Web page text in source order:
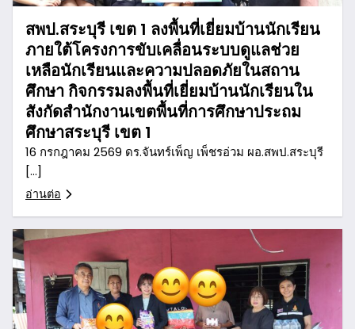
สพป.สระบุรี เขต 1 ลงพื้นที่เยี่ยมบ้านนักเรียน
ภายใต้โครงการขับเคลื่อนระบบดูแลช่วย
เหลือนักเรียนและความปลอดภัยในสถาน
ศึกษา กิจกรรมลงพื้นที่เยี่ยมบ้านนักเรียนใน
สังกัดสำนักงานเขตพื้นที่การศึกษาประถม
ศึกษาสระบุรี เขต 1
16 กรกฎาคม 2569 ดร.จันทร์เพ็ญ เพ็ชรอ่วม ผอ.สพป.สระบุรี
[…]
อ่านต่อ